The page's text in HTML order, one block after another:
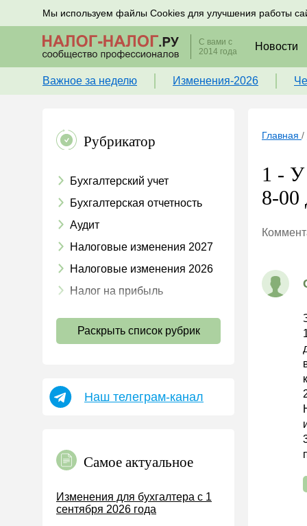
Мы используем файлы Cookies для улучшения работы
Подписывайтесь на новости по налогам, учету и
С вами с
2014 года
Новости
Важное за неделю Изменения-2026
Рубрикатор
Бухгалтерский учет
Бухгалтерская отчетность
Аудит
Налоговые изменения 2027
Налоговые изменения 2026
Налог на прибыль
Страховые взносы 2026
УСН
Земельный налог
Налог на рекламу
Раскрыть список рубрик
Наш телеграм-канал
Самое актуальное
Изменения для бухгалтера с 1
сентября 2026 года
Главная /
1 - У
8-00